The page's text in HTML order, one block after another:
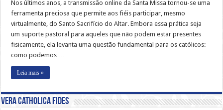
Nos últimos anos, a transmissão online da Santa Missa tornou-se uma
ferramenta preciosa que permite aos fiéis participar, mesmo
virtualmente, do Santo Sacrifício do Altar. Embora essa prática seja
um suporte pastoral para aqueles que não podem estar presentes
fisicamente, ela levanta uma questão fundamental para os católicos:
como podemos …
Leia mais »
Vera Catholica Fides